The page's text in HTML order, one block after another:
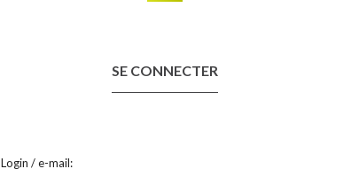
SE CONNECTER
Login / e-mail: